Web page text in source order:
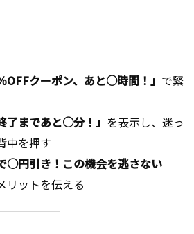
OFFクーポン、あと○時間！」 で緊
了まであと○分！」 を表示し、迷っ
中を押す
○円引き！この機会を逃さない
リットを伝える